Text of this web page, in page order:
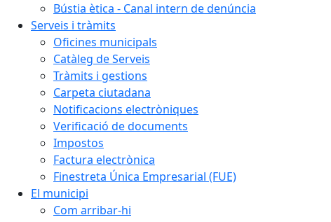
Bústia ètica - Canal intern de denúncia
Serveis i tràmits
Oficines municipals
Catàleg de Serveis
Tràmits i gestions
Carpeta ciutadana
Notificacions electròniques
Verificació de documents
Impostos
Factura electrònica
Finestreta Única Empresarial (FUE)
El municipi
Com arribar-hi